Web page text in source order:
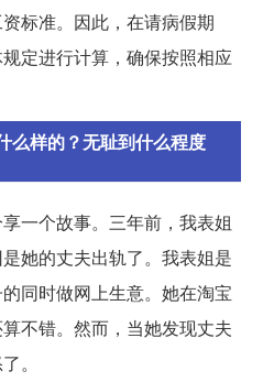
标准。因此，在请病假期
定进行计算，确保按照相应
么样的？无耻到什么程度
一个故事。三年前，我表姐
她的丈夫出轨了。我表姐是
同时做网上生意。她在淘宝
不错。然而，当她发现丈夫
。